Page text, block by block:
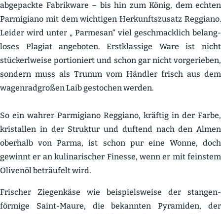
abgepackte Fabrikware – bis hin zum König, dem echten
Parmi­giano mit dem wichtigen Herkunfts­zusatz Reggiano.
Leider wird unter „ Parmesan“ viel geschmacklich belang­
loses Plagiat angeboten. Erstklassige Ware ist nicht
stückerl­weise portio­niert und schon gar nicht vorge­rieben,
sondern muss als Trumm vom Händler frisch aus dem
wagen­rad­großen Laib gestochen werden.
So ein wahrer Parmi­giano Reggiano, kräftig in der Farbe,
kristallen in der Struktur und duftend nach den Almen
oberhalb von Parma, ist schon pur eine Wonne, doch
gewinnt er an kulina­ri­scher Finesse, wenn er mit feinstem
Olivenöl beträufelt wird.
Frischer Ziegenkäse wie beispiels­weise der stangen­
förmige Saint-Maure, die bekannten Pyramiden, der